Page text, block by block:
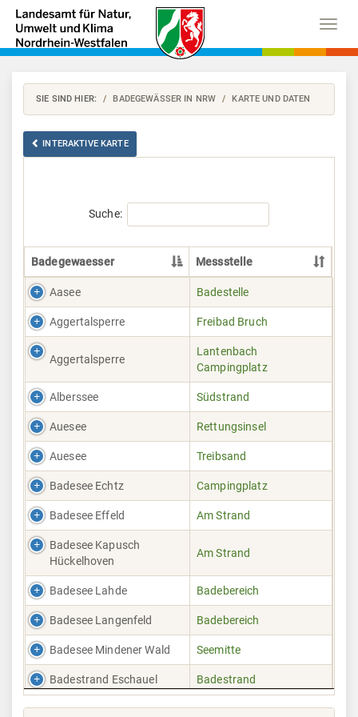
Menu
SIE SIND HIER: BADEGEWÄSSER IN NRW KARTE UND DATEN
INTERAKTIVE KARTE
Suche:
List
Messstellen
Badegewaesser
Messstelle
Badegewaesser
Messstelle
Aasee Badestelle
Aggertalsperre Freibad Bruch
Aggertalsperre
Lantenbach
Campingplatz
Alberssee Südstrand
Auesee Rettungsinsel
Auesee Treibsand
Badesee Echtz Campingplatz
Badesee Effeld Am Strand
Badesee Kapusch
Hückelhoven
Am Strand
Badesee Lahde Badebereich
Badesee Langenfeld Badebereich
Badesee Mindener Wald Seemitte
Badestrand Eschauel Badestrand
Badeweiher Steg